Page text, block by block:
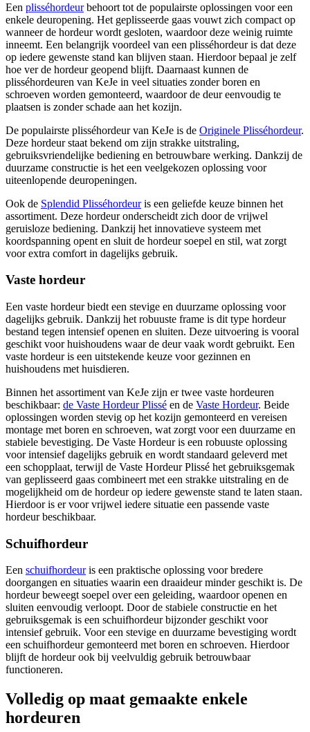
Een plisséhordeurbehoort tot de populairste oplossingen voor een
enkele deuropening. Het geplisseerde gaas vouwt zich compact op
wanneer de hordeur wordt gesloten, waardoor deze weinig ruimte
inneemt. Een belangrijk voordeel van een plisséhordeur is dat deze
op iedere gewenste stand kan blijven staan. Hierdoor bepaal je zelf
hoe ver de hordeur geopend blijft. Daarnaast kunnen de
plisséhordeuren van KeJe in veel situaties zonder boren en
schroeven worden gemonteerd, waardoor de deur eenvoudig te
plaatsen is zonder schade aan het kozijn.
De populairste plisséhordeur van KeJe is de Originele Plisséhordeur.
Deze hordeur staat bekend om zijn strakke uitstraling,
gebruiksvriendelijke bediening en betrouwbare werking. Dankzij de
duurzame constructie is het een veelgekozen oplossing voor
uiteenlopende deuropeningen.
Ook de Splendid Plisséhordeuris een geliefde keuze binnen het
assortiment. Deze hordeur onderscheidt zich door de vrijwel
geruisloze bediening. Dankzij het innovatieve systeem met
koordspanning opent en sluit de hordeur soepel en stil, wat zorgt
voor extra comfort in dagelijks gebruik.
Vaste hordeur
Een vaste hordeur biedt een stevige en duurzame oplossing voor
dagelijks gebruik. Dankzij het robuuste frame is dit type hordeur
bestand tegen intensief openen en sluiten. Deze uitvoering is vooral
geschikt voor huishoudens waar de deur vaak wordt gebruikt. Een
vaste hordeur is een uitstekende keuze voor gezinnen en
huishoudens met huisdieren.
Binnen het assortiment van KeJe zijn er twee vaste hordeuren
beschikbaar: de Vaste Hordeur Plissé en de Vaste Hordeur. Beide
oplossingen worden stevig op het kozijn gemonteerd en vereisen
montage met boren en schroeven, wat zorgt voor een duurzame en
stabiele bevestiging. De Vaste Hordeur is een robuuste oplossing
voor intensief dagelijks gebruik en wordt standaard geleverd met
een schopplaat, terwijl de Vaste Hordeur Plissé het gebruiksgemak
van geplisseerd gaas combineert met een strakke uitstraling en de
mogelijkheid om de hordeur op iedere gewenste stand te laten staan.
Hierdoor is er voor vrijwel iedere situatie een passende vaste
hordeur beschikbaar.
Schuifhordeur
Een schuifhordeuris een praktische oplossing voor bredere
doorgangen en situaties waarin een draaideur minder geschikt is. De
hordeur beweegt soepel over een geleiding, waardoor openen en
sluiten eenvoudig verloopt. Door de stabiele constructie en het
gebruiksgemak is een schuifhordeur bijzonder geschikt voor
intensief gebruik. Voor een stevige en duurzame bevestiging wordt
een schuifhordeur gemonteerd met boren en schroeven. Hierdoor
blijft de hordeur ook bij veelvuldig gebruik betrouwbaar
functioneren.
Volledig op maat gemaakte enkele
hordeuren